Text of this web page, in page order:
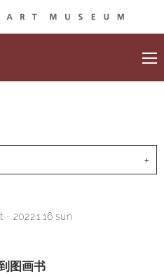
- 2022.1.16 sun
图画书